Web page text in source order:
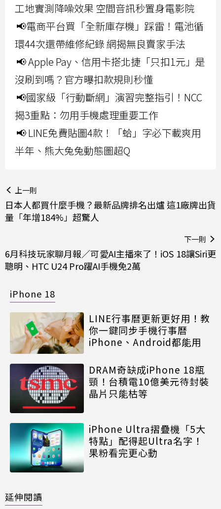
工地實測降噪效果 空間音訊秒置身電影院
📢電商平台買「全新庫存機」踩雷！電池循
環44次還帶維修紀錄 網揭無良賣家手法
📢 Apple Pay、信用卡搭北捷「只扣1元」是
沒刷到嗎？官方曝扣款規則秒懂
📢國家級「行動斷網」演習完整指引！NCC
揭3重點：勿用手機處理重要工作
📢 LINE免費貼圖4款！「蛤」字必下載爽用
半年、熊大兔兔動態圖超Q
上一則
日本人都買什麼手機？最新品牌排名出爐 這1廠牌出貨
量「年增184%」超驚人
下一則
6月科技玩家聊月報／可愛AI主播來了！iOS 18讓Siri更
聰明、HTC U24 Pro躍AI手機免2萬
iPhone 18
LINE行事曆更新更好用！教
你一鍵同步手機行事曆
iPhone、Android都能用
DRAM奇缺成iPhone 18瓶
頸！台積電10億美元待封裝
晶片只能枯等
iPhone Ultra摺疊機「5大
特點」配得起Ultra名字！
果粉看完更心動
延伸閱讀